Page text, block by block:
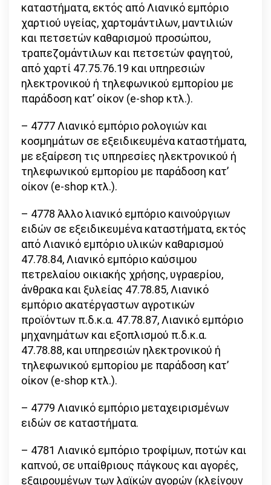
καταστήματα, εκτός από Λιανικό εμπόριο
χαρτιού υγείας, χαρτομάντιλων, μαντιλιών
και πετσετών καθαρισμού προσώπου,
τραπεζομάντιλων και πετσετών φαγητού,
από χαρτί 47.75.76.19 και υπηρεσιών
ηλεκτρονικού ή τηλεφωνικού εμπορίου με
παράδοση κατ’ οίκον (e-shop κτλ.).
– 4777 Λιανικό εμπόριο ρολογιών και
κοσμημάτων σε εξειδικευμένα καταστήματα,
με εξαίρεση τις υπηρεσίες ηλεκτρονικού ή
τηλεφωνικού εμπορίου με παράδοση κατ’
οίκον (e-shop κτλ.).
– 4778 Άλλο λιανικό εμπόριο καινούργιων
ειδών σε εξειδικευμένα καταστήματα, εκτός
από Λιανικό εμπόριο υλικών καθαρισμού
47.78.84, Λιανικό εμπόριο καύσιμου
πετρελαίου οικιακής χρήσης, υγραερίου,
άνθρακα και ξυλείας 47.78.85, Λιανικό
εμπόριο ακατέργαστων αγροτικών
προϊόντων π.δ.κ.α. 47.78.87, Λιανικό εμπόριο
μηχανημάτων και εξοπλισμού π.δ.κ.α.
47.78.88, και υπηρεσιών ηλεκτρονικού ή
τηλεφωνικού εμπορίου με παράδοση κατ’
οίκον (e-shop κτλ.).
– 4779 Λιανικό εμπόριο μεταχειρισμένων
ειδών σε καταστήματα.
– 4781 Λιανικό εμπόριο τροφίμων, ποτών και
καπνού, σε υπαίθριους πάγκους και αγορές,
εξαιρουμένων των λαϊκών αγορών (κλείνουν